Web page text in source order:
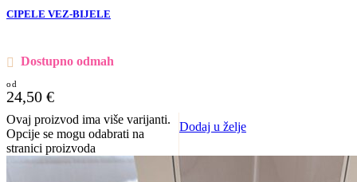
CIPELE VEZ-BIJELE
Dostupno odmah
24,50 €
Ovaj proizvod ima više varijanti.
Opcije se mogu odabrati na
stranici proizvoda
Dodaj u želje